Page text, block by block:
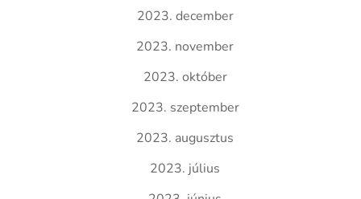
2023. december
2023. november
2023. október
2023. szeptember
2023. augusztus
2023. július